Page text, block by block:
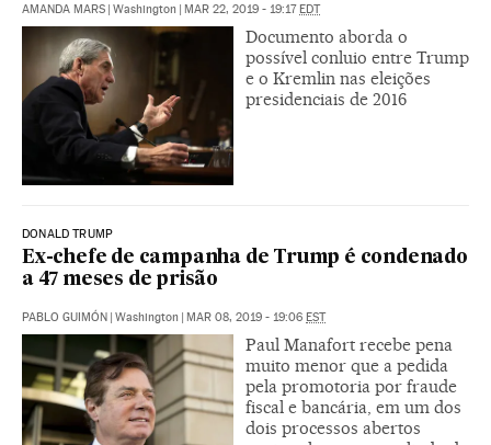
AMANDA MARS | Washington | MAR 22, 2019 - 19:17EDT
Documento aborda o
possível conluio entre Trump
e o Kremlin nas eleições
presidenciais de 2016
DONALD TRUMP
Ex-chefe de campanha de Trump é condenado
a 47 meses de prisão
PABLO GUIMÓN | Washington | MAR 08, 2019 - 19:06 EST
Paul Manafort recebe pena
muito menor que a pedida
pela promotoria por fraude
fiscal e bancária, em um dos
dois processos abertos